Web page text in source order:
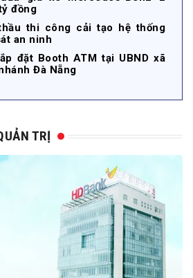
đồng
thi công cải tạo hệ thống
an ninh
đặt Booth ATM tại UBND xã
Đà Nẵng
TRỊ